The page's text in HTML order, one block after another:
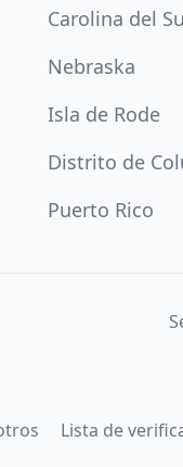
Carolina del
Nebraska
Isla de Rode
Distrito de
Puerto Rico
Lista de